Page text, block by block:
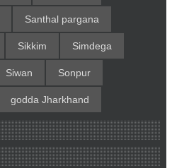
Santhal pargana
Sikkim Simdega
Siwan Sonpur
godda Jharkhand